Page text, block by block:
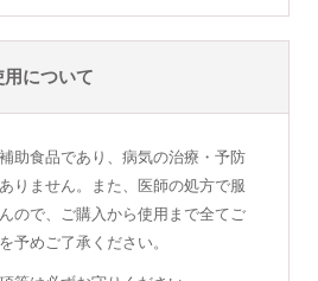
について
助食品であり、病気の治療・予防
りません。また、医師の処方で服
ので、ご購入から使用まで全てご
予めご了承ください。